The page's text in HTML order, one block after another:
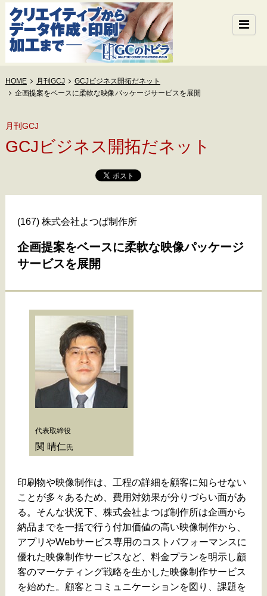
HOME 月刊GCJ
GCJビジネス開拓だネット
企画提案をベースに柔軟な映像パッケージサービスを展開
月刊GCJ
GCJビジネス開拓だネット
(167) 株式会社よつば制作所
企画提案をベースに柔軟な映像パッケージ
サービスを展開
代表取締役
関 晴仁氏
印刷物や映像制作は、工程の詳細を顧客に知らせない
ことが多々あるため、費用対効果が分りづらい面があ
る。そんな状況下、株式会社よつば制作所は企画から
納品までを一括で行う付加価値の高い映像制作から、
アプリやWebサービス専用のコストパフォーマンスに
優れた映像制作サービスなど、料金プランを明示し顧
客のマーケティング戦略を生かした映像制作サービス
を始めた。顧客とコミュニケーションを図り、課題を